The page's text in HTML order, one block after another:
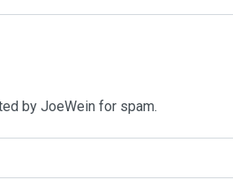
by JoeWein for spam.